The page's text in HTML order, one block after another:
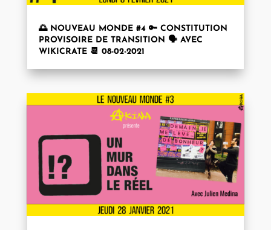
🌅 NOUVEAU MONDE #4 🔑 CONSTITUTION
PROVISOIRE DE TRANSITION 🗣 AVEC
WIKICRATE 📆 08-02-2021